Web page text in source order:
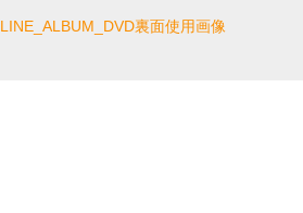
LINE_ALBUM_DVD裏面使用画像